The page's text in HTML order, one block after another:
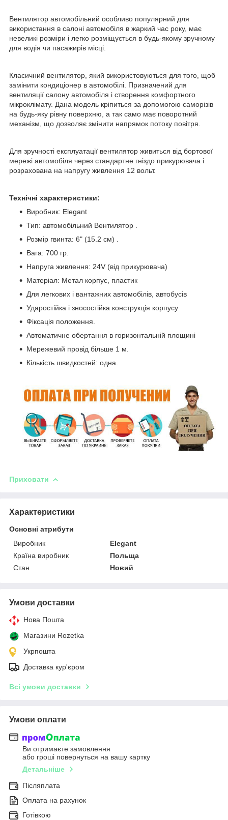
Вентилятор автомобільний особливо популярний для
використання в салоні автомобіля в жаркий час року, має
невеликі розміри і легко розміщується в будь-якому зручному
для водія чи пасажирів місці.
Класичний вентилятор, який використовуються для того, щоб
замінити кондиціонер в автомобілі. Призначений для
вентиляції салону автомобіля і створення комфортного
мікроклімату. Дана модель кріпиться за допомогою саморізів
на будь-яку рівну поверхню, а так само має поворотний
механізм, що дозволяє змінити напрямок потоку повітря.
Для зручності експлуатації вентилятор живиться від бортової
мережі автомобіля через стандартне гніздо прикурювача і
розрахована на напругу живлення 12 вольт.
Технічні характеристики:
Виробник: Еlegant
Тип: автомобільний Вентилятор .
Розмір гвинта: 6" (15.2 см) .
Вага: 700 гр.
Напруга живлення: 24V (від прикурювача)
Матеріал: Метал корпус, пластик
Для легкових і вантажних автомобілів, автобусів
Ударостійка і зносостійка конструкція корпусу
Фіксація положення.
Автоматичне обертання в горизонтальній площині
Мережевий провід більше 1 м.
Кількість швидкостей: одна.
Приховати
Характеристики
Основні атрибути
Виробник
Elegant
Країна виробник
Польща
Стан
Новий
Умови доставки
Нова Пошта
Магазини Rozetka
Укрпошта
Доставка кур'єром
Всі умови доставки
Умови оплати
Ви отримаєте замовлення
або гроші повернуться на вашу картку
Детальніше
Післяплата
Оплата на рахунок
Готівкою